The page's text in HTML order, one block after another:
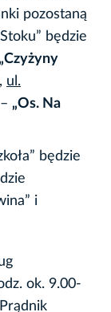
pozostaną
będzie
ul.
– „Os. Na
będzie
i
ok. 9.00-